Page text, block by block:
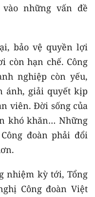
những vấn đề
bảo vệ quyền lợi
còn hạn chế. Công
nghiệp còn yếu,
ánh, giải quyết kịp
viên. Đời sống của
khó khăn… Những
đoàn phải đổi
nhiệm kỳ tới, Tổng
Công đoàn Việt